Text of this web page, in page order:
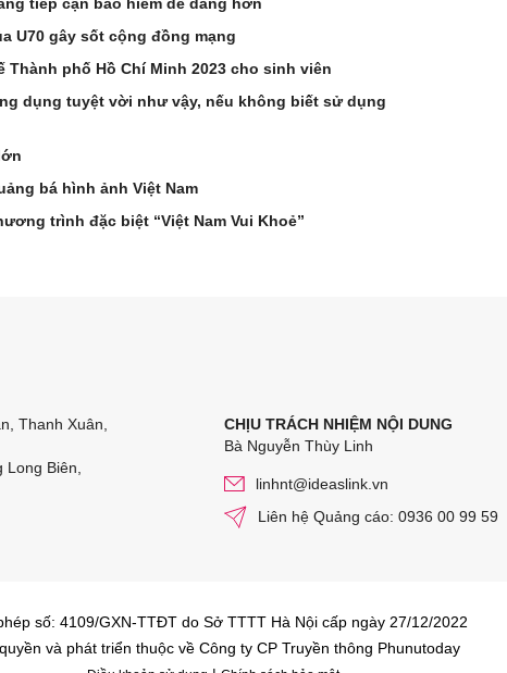
U70 gây sốt cộng đồng mạng
phố Hồ Chí Minh 2023 cho sinh viên
dụng tuyệt vời như vậy, nếu không biết sử dụng
bá hình ảnh Việt Nam
trình đặc biệt “Việt Nam Vui Khoẻ”
Thanh Xuân,
Biên,
CHỊU TRÁCH NHIỆM NỘI DUNG
Bà Nguyễn Thùy Linh
linhnt@ideaslink.vn
Liên hệ Quảng cáo: 0936 00 99 59
số: 4109/GXN-TTĐT do Sở TTTT Hà Nội cấp ngày 27/12/2022
và phát triển thuộc về Công ty CP Truyền thông Phunutoday